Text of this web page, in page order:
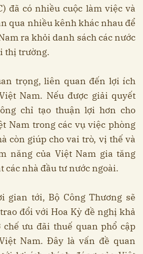
đã có nhiều cuộc làm việc và
qua nhiều kênh khác nhau để
ra khỏi danh sách các nước
thị trường.
trọng, liên quan đến lợi ích
Nam. Nếu được giải quyết
chỉ tạo thuận lợi hơn cho
Nam trong các vụ việc phòng
còn giúp cho vai trò, vị thế và
năng của Việt Nam gia tăng
các nhà đầu tư nước ngoài.
gian tới, Bộ Công Thương sẽ
đổi với Hoa Kỳ đề nghị khả
chế ưu đãi thuế quan phổ cập
Nam. Đây là vấn đề quan